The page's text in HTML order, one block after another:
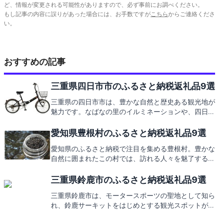
ど、情報が変更される可能性がありますので、必ず事前にお調べください。
もし記事の内容に誤りがあった場合には、お手数ですがこちらからご連絡くださ
い。
おすすめの記事
三重県四日市市のふるさと納税返礼品9選
三重県の四日市市は、豊かな自然と歴史ある観光地が
魅力です。なばなの里のイルミネーションや、四日市
を支援するふるさと納税では、そんな四日市市の特産
があるのか、ご紹介していきますので、お楽しみに。
愛知県豊根村のふるさと納税返礼品9選
愛知県のふるさと納税で注目を集める豊根村。豊かな
自然に囲まれたこの村では、訪れる人々を魅了する観
です。そんな豊根村からの感謝の気持ちを込めた返礼
三重県鈴鹿市のふるさと納税返礼品9選
三重県鈴鹿市は、モータースポーツの聖地として知ら
れ、鈴鹿サーキットをはじめとする観光スポットが魅